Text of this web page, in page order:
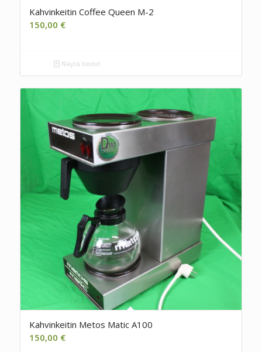
Kahvinkeitin Coffee Queen M-2
150,00 €
Näytä tiedot
Kahvinkeitin Metos Matic A100
150,00 €